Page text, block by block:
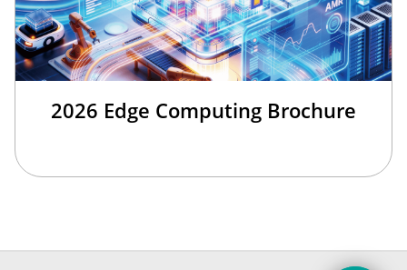
2026 Edge Computing Brochure